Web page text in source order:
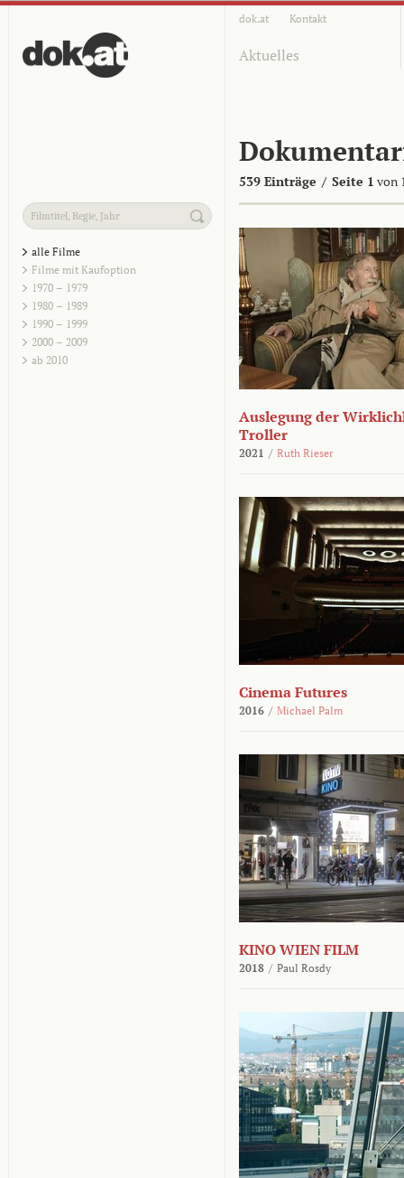
dok.at Kontakt
Aktuelles
539 Einträge / Seite 1 von
alle Filme
Filme mit Kaufoption
1970 – 1979
1980 – 1989
1990 – 1999
2000 – 2009
ab 2010
Auslegung der
Troller
2021 / Ruth Rieser
Cinema Futures
2016 / Michael Palm
KINO WIEN FILM
2018 / Paul Rosdy